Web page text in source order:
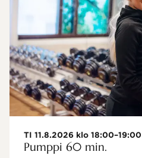
TI 11.8.2026 klo 18:00–19:00
Pumppi 60 min.